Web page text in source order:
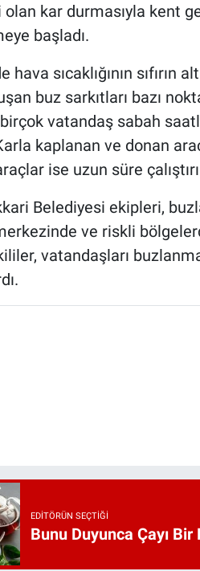
kar durmasıyla kent
başladı.
hava sıcaklığının sıfırın
buz sarkıtları bazı
vatandaş sabah
kaplanan ve donan
ise uzun süre
Belediyesi ekipleri,
ve riskli
vatandaşları
EDITÖRÜN SEÇTIĞI
Bunu Duyunca Çayı